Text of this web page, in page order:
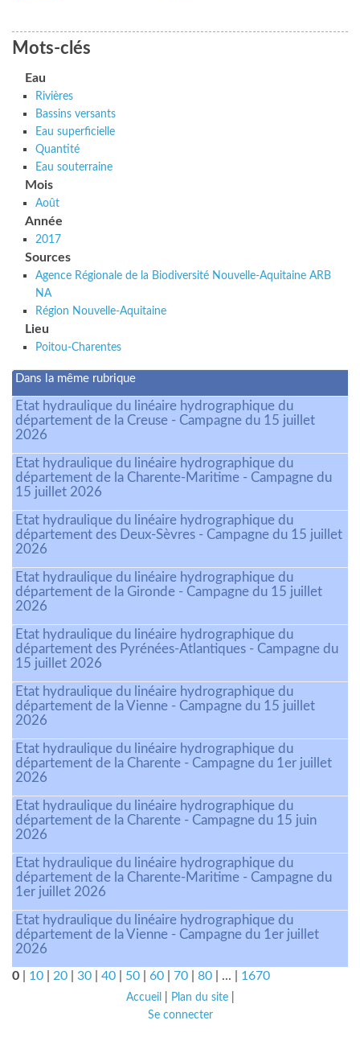
Mots-clés
Eau
Rivières
Bassins versants
Eau superficielle
Quantité
Eau souterraine
Mois
Août
Année
2017
Sources
Agence Régionale de la Biodiversité Nouvelle-Aquitaine ARB
NA
Région Nouvelle-Aquitaine
Lieu
Poitou-Charentes
Dans la même rubrique
Etat hydraulique du linéaire hydrographique du
département de la Creuse - Campagne du 15 juillet
2026
Etat hydraulique du linéaire hydrographique du
département de la Charente-Maritime - Campagne du
15 juillet 2026
Etat hydraulique du linéaire hydrographique du
département des Deux-Sèvres - Campagne du 15 juillet
2026
Etat hydraulique du linéaire hydrographique du
département de la Gironde - Campagne du 15 juillet
2026
Etat hydraulique du linéaire hydrographique du
département des Pyrénées-Atlantiques - Campagne du
15 juillet 2026
Etat hydraulique du linéaire hydrographique du
département de la Vienne - Campagne du 15 juillet
2026
Etat hydraulique du linéaire hydrographique du
département de la Charente - Campagne du 1er juillet
2026
Etat hydraulique du linéaire hydrographique du
département de la Charente - Campagne du 15 juin
2026
Etat hydraulique du linéaire hydrographique du
département de la Charente-Maritime - Campagne du
1er juillet 2026
Etat hydraulique du linéaire hydrographique du
département de la Vienne - Campagne du 1er juillet
2026
0 10 20 30 40 50 60 70 80 ... 1670
Accueil Plan du site|
Se connecter